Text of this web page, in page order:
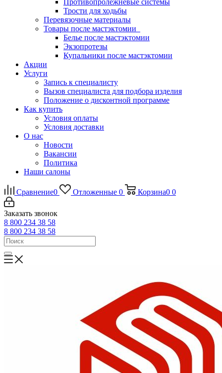
Противопролежневые системы
Трости для ходьбы
Перевязочные материалы
Товары после мастэктомии
Белье после мастэктомии
Экзопротезы
Купальники после мастэктомии
Акции
Услуги
Запись к специалисту
Вызов специалиста для подбора изделия
Положение о дисконтной программе
Как купить
Условия оплаты
Условия доставки
О нас
Новости
Вакансии
Политика
Наши салоны
Сравнение0 Отложенные 0 Корзина0 0
Заказать звонок
8 800 234 38 58
8 800 234 38 58